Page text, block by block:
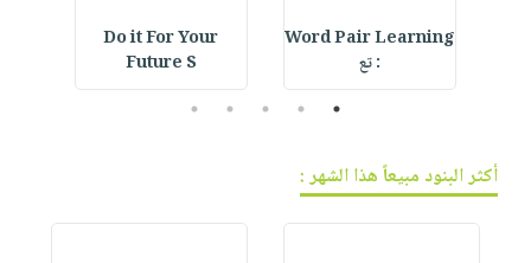
Word Pair Learning
: تع
Do it For Your
Future S
1
2
3
4
5
أكثر البنود مبيعاً هذا الشهر :